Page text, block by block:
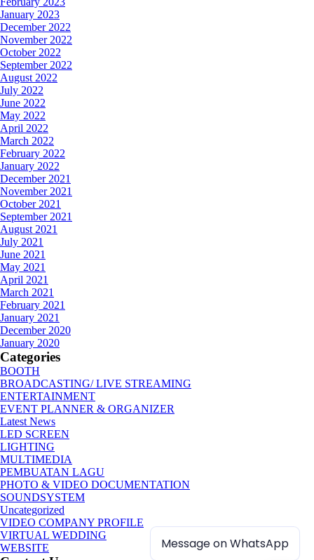
January 2023
December 2022
November 2022
October 2022
September 2022
August 2022
July 2022
June 2022
May 2022
April 2022
March 2022
February 2022
January 2022
December 2021
November 2021
October 2021
September 2021
August 2021
July 2021
June 2021
May 2021
April 2021
March 2021
February 2021
January 2021
December 2020
January 2020
Categories
BOOTH
BROADCASTING/ LIVE STREAMING
ENTERTAINMENT
EVENT PLANNER & ORGANIZER
Latest News
LED SCREEN
LIGHTING
MULTIMEDIA
PEMBUATAN LAGU
PHOTO & VIDEO DOCUMENTATION
SOUNDSYSTEM
Uncategorized
VIDEO COMPANY PROFILE
VIRTUAL WEDDING
WEBSITE
Message on WhatsApp